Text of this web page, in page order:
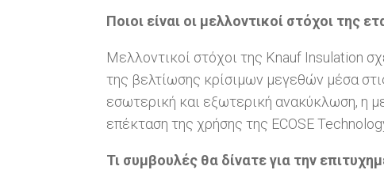
Ποιοι είναι οι μελλοντικοί στόχοι της
Μελλοντικοί στόχοι της Knauf Insulation
της βελτίωσης κρίσιμων μεγεθών μέσα
εσωτερική και εξωτερική ανακύκλωση, η
επέκταση της χρήσης της ECOSE
Τι συμβουλές θα δίνατε για την